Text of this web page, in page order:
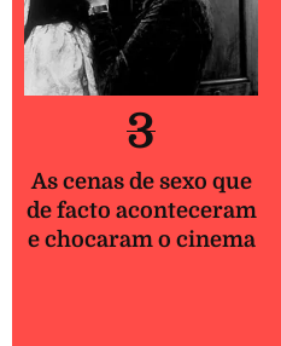
3
As cenas de sexo que
de facto aconteceram
e chocaram o cinema